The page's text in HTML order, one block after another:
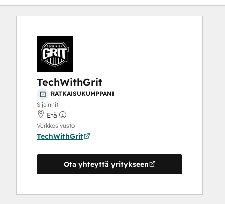
TechWithGrit
RATKAISUKUMPPANI
Sijainnit
Etä
Verkkosivusto
TechWithGrit
Ota yhteyttä yritykseen